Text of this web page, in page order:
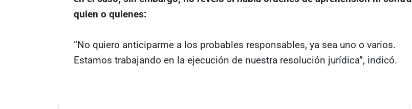
quien o quienes:
“No quiero anticiparme a los probables responsables, ya sea uno o varios.
Estamos trabajando en la ejecución de nuestra resolución jurídica”, indicó.